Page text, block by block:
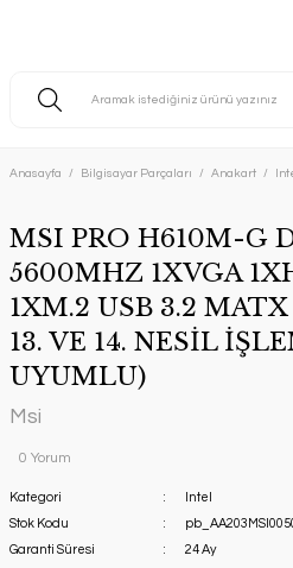
Anasayfa Bilgisayar Parçaları Anakart
MSI PRO H610M-G
5600MHZ 1XVGA
1XM.2 USB 3.2 MATX
13. VE 14. NESİL
UYUMLU)
Msi
0 Yorum
Kategori
Intel
Stok Kodu
Garanti Süresi
24 Ay